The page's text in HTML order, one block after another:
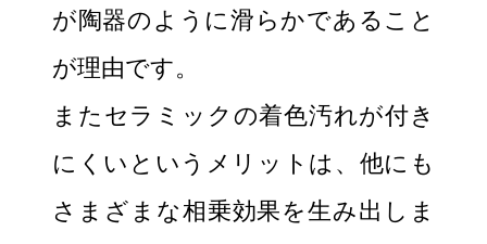
が陶器のように滑らかであること
が理由です。
またセラミックの着色汚れが付き
にくいというメリットは、他にも
さまざまな相乗効果を生み出しま